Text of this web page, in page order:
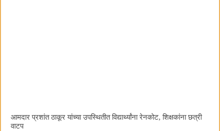
आमदार प्रशांत ठाकूर यांच्या उपस्थितीत विद्यार्थ्यांना रेनकोट, शिक्षकांना छत्री
वाटप